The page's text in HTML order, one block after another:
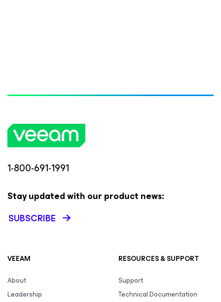
1-800-691-1991
Stay updated with our product news:
SUBSCRIBE
VEEAM
About
Leadership
RESOURCES & SUPPORT
Support
Technical Documentation